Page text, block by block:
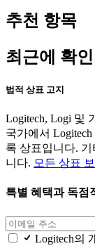
추천 항목
최근에 확
법적 상표 고지
Logitech, Logi 및
국가에서
록 상표입니다.
니다. 모든 상표 보
특별 혜택과 독점
Logitech의